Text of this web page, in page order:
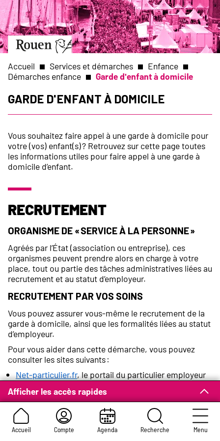
Aller
au
contenu
principal
Aller
à
page
d’accueil
Slide
of
1
Accueil Compte Agenda Recherche Menu
Fil
d'Ariane
Accueil Services et démarches
Enfance
Démarches enfance
Garde d'enfant à domicile
Garde d'enfant à domicile
Afficher les accès rapides
Vous souhaitez faire appel à une garde à domicile pour
votre (vos) enfant(s) ? Retrouvez sur cette page toutes
les informations utiles pour faire appel à une garde à
domicile d’enfant.
Recrutement
Organisme de « service à la personne »
Agréés par l’État (association ou entreprise), ces
organismes peuvent prendre alors en charge à votre
place, tout ou partie des tâches administratives liées au
recrutement et au statut d’employeur.
Recrutement par vos soins
Vous pouvez assurer vous-même le recrutement de la
garde à domicile, ainsi que les formalités liées au statut
d’employeur.
Pour vous aider dans cette démarche, vous pouvez
consulter les sites suivants :
Net-particulier.fr, le portail du particulier employeur
Pajemploi
, un site consacré aux particuliers
employeurs proposé par l’Urssaf